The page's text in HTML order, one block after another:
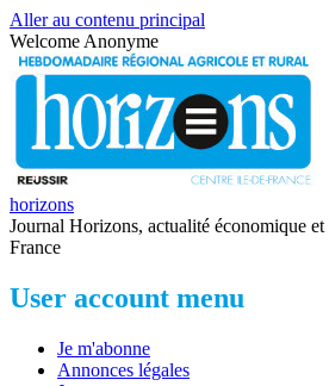
Aller au contenu principal
Welcome Anonyme
horizons
Journal Horizons, actualité économique
France
User account menu
Je m'abonne
Annonces légales